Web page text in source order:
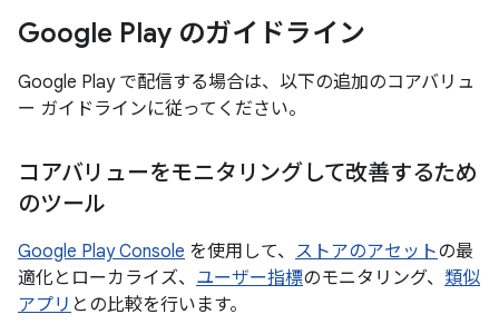
Google Play のガイドライン
Google Play で配信する場合は、以下の追加のコアバリュ
ー ガイドラインに従ってください。
コアバリューをモニタリングして改善するため
のツール
Google Play Console を使用して、 ストアのアセットの最
適化とローカライズ、 ユーザー指標のモニタリング、 類似
アプリ との比較を行います。